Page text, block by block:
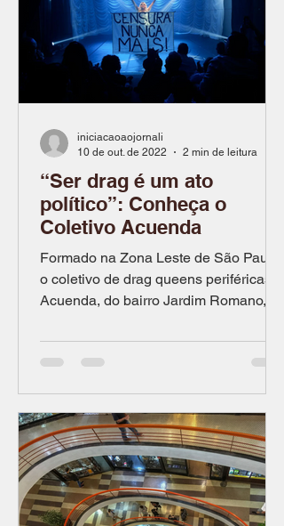
“Ser drag é um ato
político”: Conheça o
Coletivo Acuenda
Formado na Zona Leste de São Paulo,
o coletivo de drag queens periféricas
Acuenda, do bairro Jardim Romano, é
iniciacaoaojornali
10 de out. de 2022
2 min de leitura